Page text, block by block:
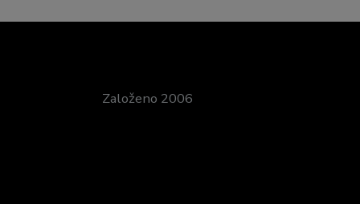
Založeno 2006